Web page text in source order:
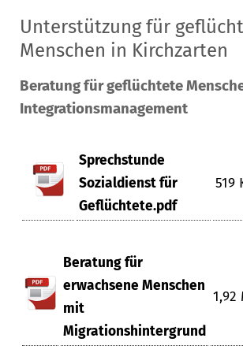
Unterstützung für
Menschen in Kirchzarten
Beratung für geflüchtete
Integrationsmanagement
Sprechstunde
Sozialdienst für
Geflüchtete.pdf
519
Beratung für
erwachsene Menschen
mit
Migrationshintergrund
1,92